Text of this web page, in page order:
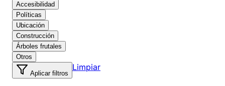
Accesibilidad
Políticas
Ubicación
Construcción
Árboles frutales
Otros
Aplicar filtros
Limpiar